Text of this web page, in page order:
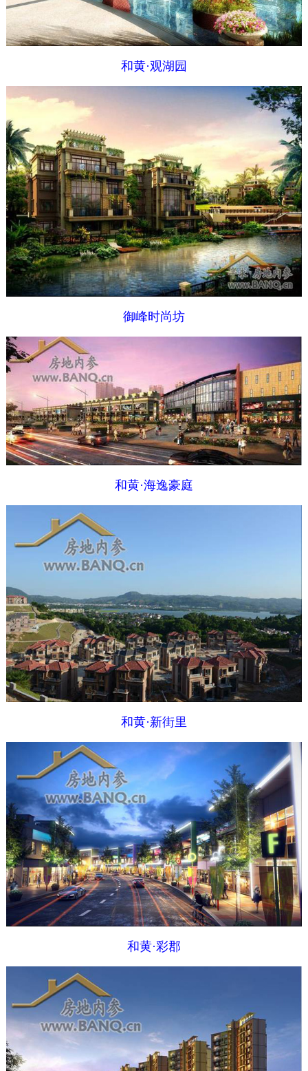
和黄·观湖园
御峰时尚坊
和黄·海逸豪庭
和黄·新街里
和黄·彩郡